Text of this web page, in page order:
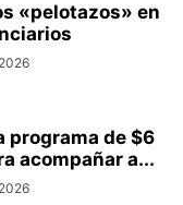
«pelotazos» en
programa de $6
acompañar a...